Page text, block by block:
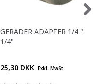
GERADER ADAPTER 1/4 "-
1/4"
25,30 DKK Exkl. MwSt